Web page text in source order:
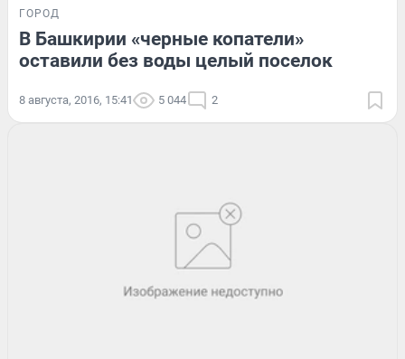
ГОРОД
В Башкирии «черные копатели»
оставили без воды целый поселок
8 августа, 2016, 15:41 5 044 2